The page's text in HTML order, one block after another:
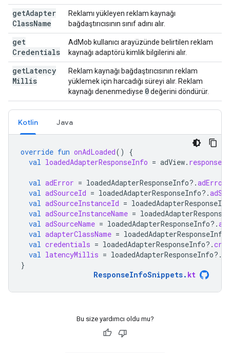
getAdapter
ClassName
Reklamı yükleyen reklam kaynağı
bağdaştırıcısının sınıf adını alır.
get
Credentials
AdMob kullanıcı arayüzünde belirtilen reklam
kaynağı adaptörü kimlik bilgilerini alır.
getLatency
Millis
Reklam kaynağı bağdaştırıcısının reklam
yüklemek için harcadığı süreyi alır. Reklam
kaynağı denenmediyse 0değerini döndürür.
Kotlin Java
override fun onAdLoaded()
{
val loadedAdapterResponseInfo = adView.
val adError = loadedAdapterResponseInfo?.adError
val adSourceId = loadedAdapterResponseInfo?.
val adSourceInstanceId =
val adSourceInstanceName =
val adSourceName = loadedAdapterResponseInfo?.
val adapterClassName = loadedAdapterResponseInfo
val credentials = loadedAdapterResponseInfo?.
val latencyMillis = loadedAdapterResponseInfo?.
}
ResponseInfoSnippets. kt
Bu size yardımcı oldu mu?